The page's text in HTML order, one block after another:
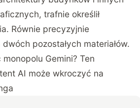
trafnie określił
Równie precyzyjnie
pozostałych materiałów.
monopolu Gemini? Ten
AI może wkroczyć na